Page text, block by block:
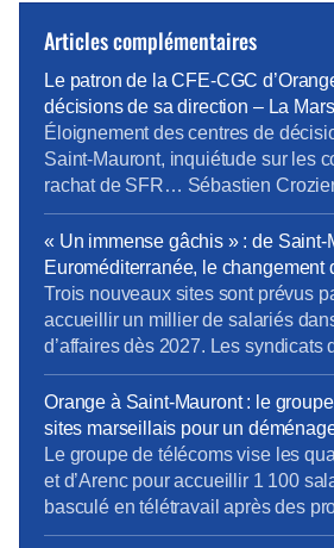
Articles complémentaires
Le patron de la CFE-CGC
décisions de sa direction – La
Éloignement des centres de
Saint-Mauront, inquiétude sur les
rachat de SFR… Sébastien
syndicat CFE-CGC d’Orange, fait
ou sites techniques, les
réduisent comme peau de chagrin.
CFE-CGC d’Orange dénonce les
direction. Lire l’article complet sur
« Un immense gâchis » : de Saint-
Euroméditerranée, le changement
d’Orange à Marseille – La
Trois nouveaux sites sont prévus
accueillir un millier de salariés
d’affaires dès 2027. Les syndicats
logique de rentabilité menée au
salariés. Le syndicat CFE-CGC a
28 avril son « numéro 1 »,
qu’il rencontre la presse à
controverses autour du
Orange à Saint-Mauront : le
sites marseillais pour un
La provence
Le groupe de télécoms vise les
et d’Arenc pour accueillir 1 100
basculé en télétravail après des
sécurité autour de leur ancien site